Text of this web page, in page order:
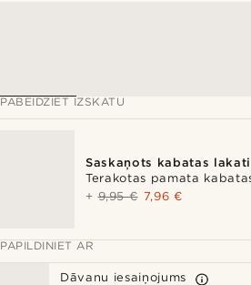
PABEIDZIET IZSKATU
Saskaņots kabatas
Terakotas pamata
+9,95 € 7,96 €
PAPILDINIET AR
Dāvanu iesaiņojums